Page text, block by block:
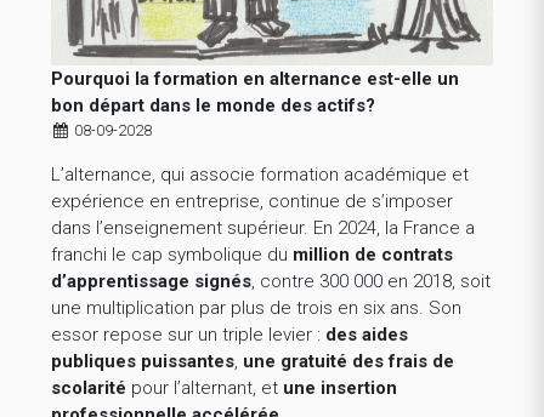
Pourquoi la formation en alternance est-elle un
bon départ dans le monde des actifs?
08-09-2028
L’alternance, qui associe formation académique et
expérience en entreprise, continue de s’imposer
dans l’enseignement supérieur. En 2024, la France a
franchi le cap symbolique du million de contrats
d’apprentissage signés, contre 300 000 en 2018, soit
une multiplication par plus de trois en six ans. Son
essor repose sur un triple levier : des aides
publiques puissantes, une gratuité des frais de
scolarité pour l’alternant, et une insertion